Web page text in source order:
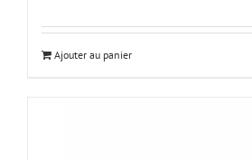
Ajouter au panier